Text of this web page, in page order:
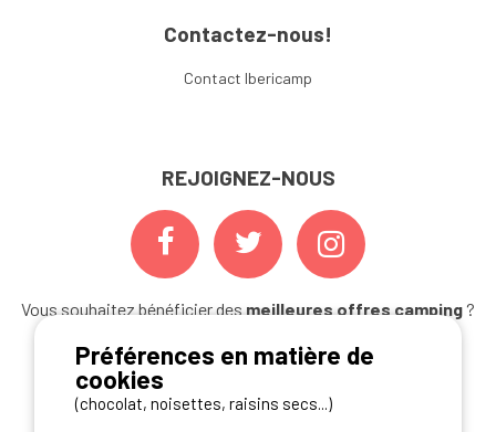
Contactez-nous!
Contact Ibericamp
REJOIGNEZ-NOUS
Vous souhaitez bénéficier desmeilleures offres camping ?
Préférences en matière de
cookies
(chocolat, noisettes, raisins secs...)